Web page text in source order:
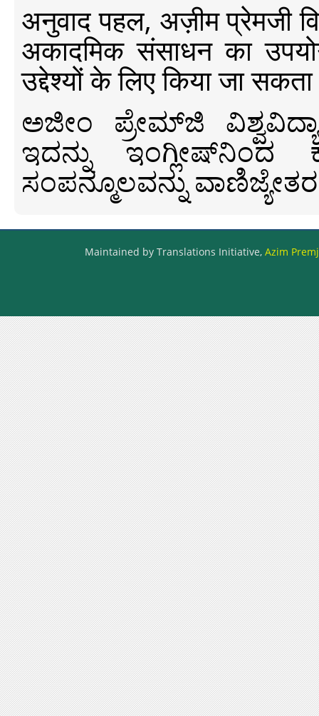
अनुवाद पहल, अज़ीम प्रेमजी
अकादमिक संसाधन का
उद्देश्यों के लिए किया जा
ಅಜೀಂ ಪ್ರೇಮ್‍ಜಿ
ಇದನ್ನು ಇಂಗ್ಲೀಷ್‍ನಿಂದ
ಸಂಪನ್ಮೂಲವನ್ನು
Maintained by Translations Initiative, Azim